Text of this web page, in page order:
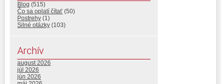
Blog (515)
Čo sa oplatí čítať (50)
Postrehy (1)
Silné otázky (103)
Archív
august 2026
júl 2026
jún 2026